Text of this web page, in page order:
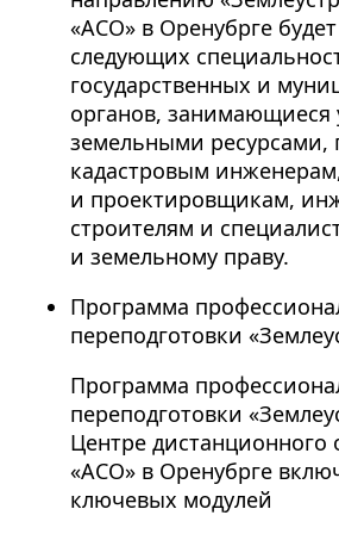
«АСО» в Оренубрге
следующих
государственных и
органов, занимающиеся
земельными ресурсами,
кадастровым
и проектировщикам,
строителям и
и земельному праву.
Программа
переподготовки
Программа
переподготовки
Центре дистанционного
«АСО» в Оренубрге
ключевых модулей